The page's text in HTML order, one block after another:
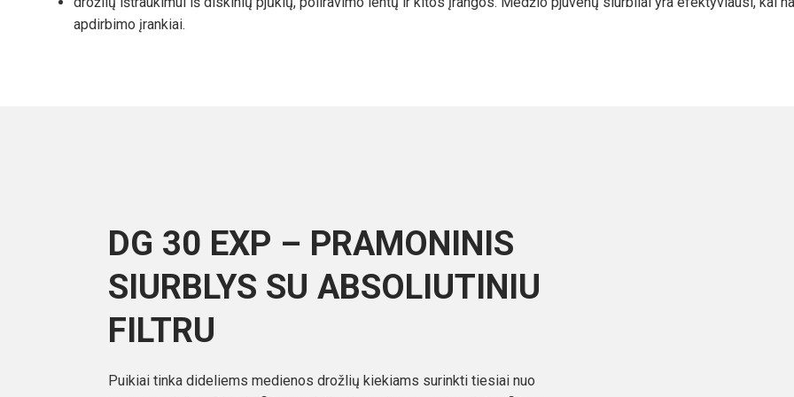
apdirbimo įrankiai.
DG 30 EXP – PRAMONINIS
SIURBLYS SU ABSOLIUTINIU
FILTRU
Puikiai tinka dideliems medienos drožlių kiekiams surinkti tiesiai nuo